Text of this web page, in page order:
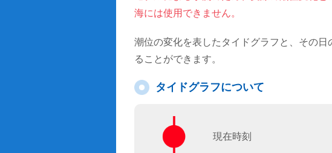
海には使用できません。
潮位の変化を表したタイドグラフと、その
ることができます。
タイドグラフについて
現在時刻